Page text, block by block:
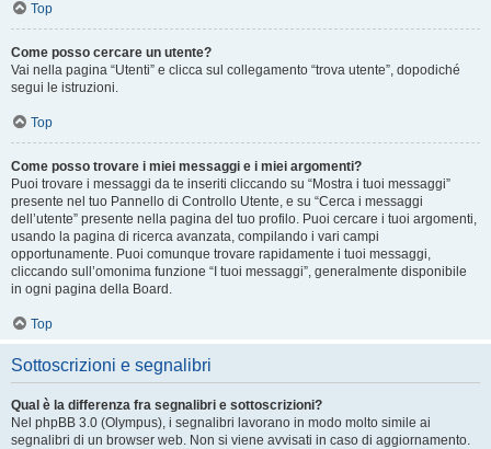
Top
Come posso cercare un utente?
Vai nella pagina “Utenti” e clicca sul collegamento “trova utente”, dopodiché
segui le istruzioni.
Top
Come posso trovare i miei messaggi e i miei argomenti?
Puoi trovare i messaggi da te inseriti cliccando su “Mostra i tuoi messaggi”
presente nel tuo Pannello di Controllo Utente, e su “Cerca i messaggi
dell’utente” presente nella pagina del tuo profilo. Puoi cercare i tuoi argomenti,
usando la pagina di ricerca avanzata, compilando i vari campi
opportunamente. Puoi comunque trovare rapidamente i tuoi messaggi,
cliccando sull’omonima funzione “I tuoi messaggi”, generalmente disponibile
in ogni pagina della Board.
Top
Sottoscrizioni e segnalibri
Qual è la differenza fra segnalibri e sottoscrizioni?
Nel phpBB 3.0 (Olympus), i segnalibri lavorano in modo molto simile ai
segnalibri di un browser web. Non si viene avvisati in caso di aggiornamento.